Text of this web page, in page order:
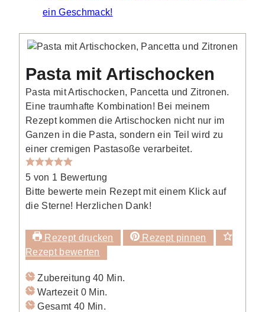
ein Geschmack!
Pasta mit Artischocken
Pasta mit Artischocken, Pancetta und Zitronen.
Eine traumhafte Kombination! Bei meinem
Rezept kommen die Artischocken nicht nur im
Ganzen in die Pasta, sondern ein Teil wird zu
einer cremigen Pastasoße verarbeitet.
5 von 1 Bewertung
Bitte bewerte mein Rezept mit einem Klick auf
die Sterne! Herzlichen Dank!
Rezept drucken
Rezept pinnen
Rezept bewerten
Zubereitung40Minuten
Min.
Wartezeit 0Minuten
Min.
Gesamt 40Minuten
Min.